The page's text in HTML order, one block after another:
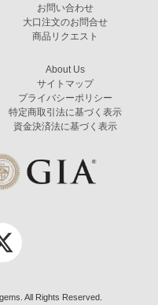
お問い合わせ
大口注文のお問合せ
商品リクエスト
About Us
サイトマップ
プライバシーポリシー
特定商取引法に基づく表示
資金決済法に基づく表示
All Rights Reserved.